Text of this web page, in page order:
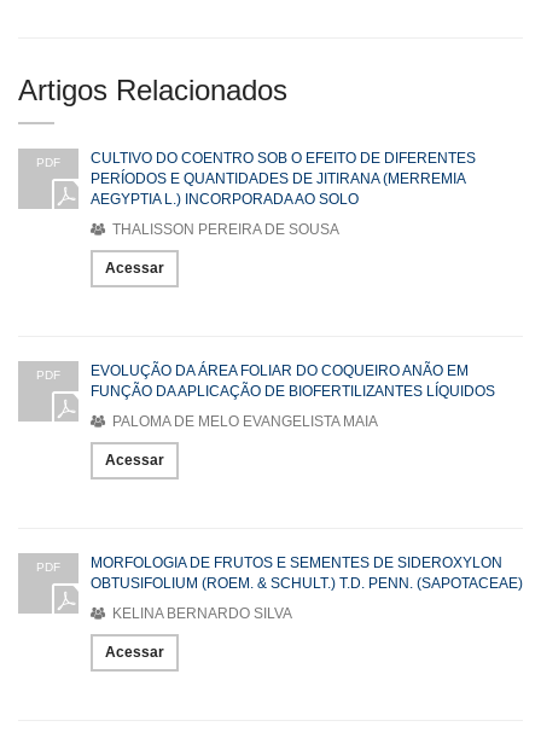
Artigos Relacionados
PDF
CULTIVO DO COENTRO SOB O EFEITO DE DIFERENTES
PERÍODOS E QUANTIDADES DE JITIRANA (MERREMIA
AEGYPTIA L.) INCORPORADA AO SOLO
THALISSON PEREIRA DE SOUSA
Acessar
PDF
EVOLUÇÃO DA ÁREA FOLIAR DO COQUEIRO ANÃO EM
FUNÇÃO DA APLICAÇÃO DE BIOFERTILIZANTES LÍQUIDOS
PALOMA DE MELO EVANGELISTA MAIA
Acessar
PDF
MORFOLOGIA DE FRUTOS E SEMENTES DE SIDEROXYLON
OBTUSIFOLIUM (ROEM. & SCHULT.) T.D. PENN. (SAPOTACEAE)
KELINA BERNARDO SILVA
Acessar